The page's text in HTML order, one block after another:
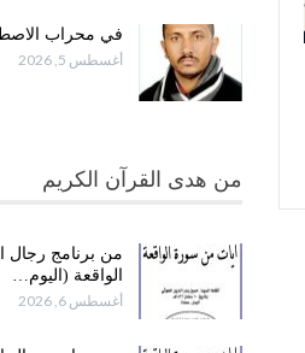
في محراب
أغسطس 5, 2026
من هدى القرآن الكريم
من برنامج رجال
الواقعة (اليوم…
أغسطس 6, 2026